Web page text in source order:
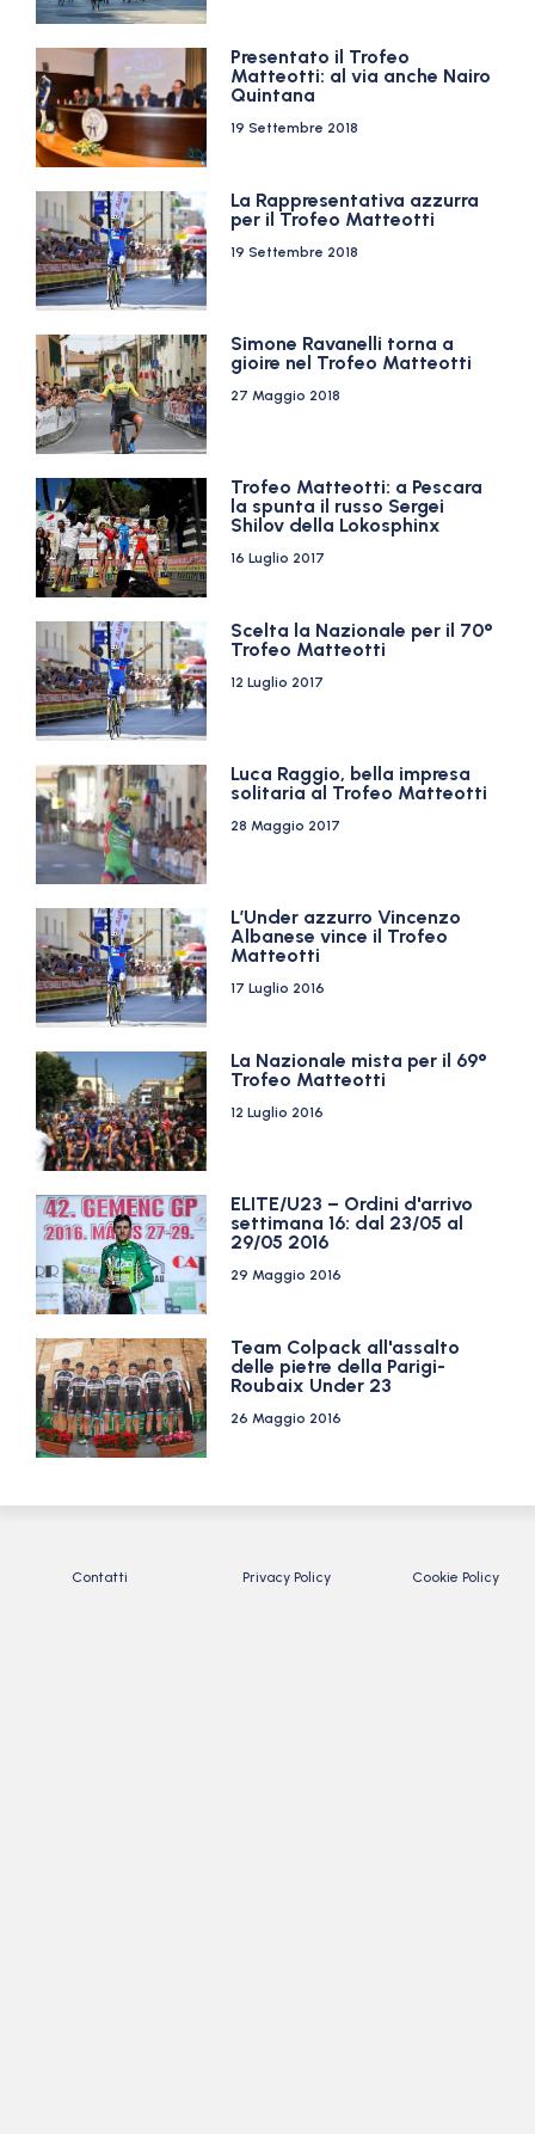
Presentato il Trofeo
Matteotti: al via anche Nairo
Quintana
19 Settembre 2018
La Rappresentativa azzurra
per il Trofeo Matteotti
19 Settembre 2018
Simone Ravanelli torna a
gioire nel Trofeo Matteotti
27 Maggio 2018
Trofeo Matteotti: a Pescara
la spunta il russo Sergei
Shilov della Lokosphinx
16 Luglio 2017
Scelta la Nazionale per il 70°
Trofeo Matteotti
12 Luglio 2017
Luca Raggio, bella impresa
solitaria al Trofeo Matteotti
28 Maggio 2017
L’Under azzurro Vincenzo
Albanese vince il Trofeo
Matteotti
17 Luglio 2016
La Nazionale mista per il 69°
Trofeo Matteotti
12 Luglio 2016
ELITE/U23 – Ordini d'arrivo
settimana 16: dal 23/05 al
29/05 2016
29 Maggio 2016
Team Colpack all'assalto
delle pietre della Parigi-
Roubaix Under 23
26 Maggio 2016
Contatti Privacy Policy Cookie Policy